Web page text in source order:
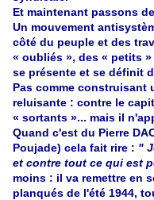
Et maintenant passons
Un mouvement
côté du peuple et des
« oubliés », des « petits
se présente et se définit
Pas comme construisant
reluisante : contre le
« sortants »... mais il
Quand c'est du Pierre
Poujade) cela fait rire : "
et contre tout ce qui est
moins : il va remettre en
planqués de l'été 1944,